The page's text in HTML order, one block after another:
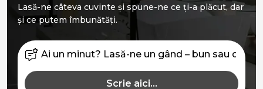
Lasă-ne câteva cuvinte și spune-ne ce ți-a plăcut, dar
și ce putem îmbunătăți.
Scrie aici...